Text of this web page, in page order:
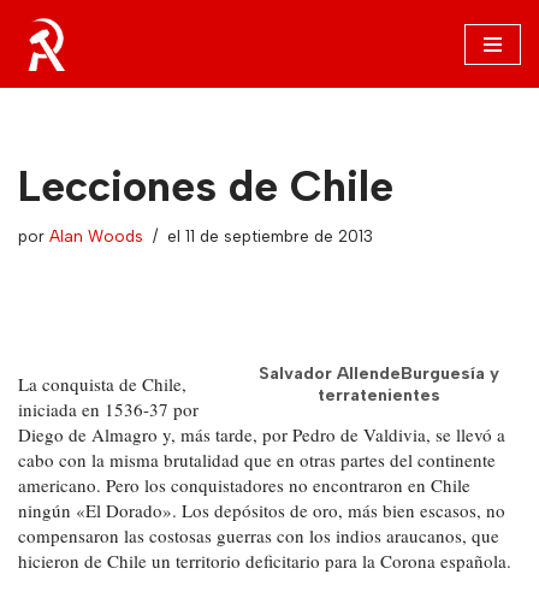
Saltar
al
Lecciones de Chile
por Alan Woods el 11 de septiembre de 2013
Salvador AllendeBurguesía y
terratenientes
La conquista de Chile,
iniciada en 1536-37 por
Diego de Almagro y, más tarde, por Pedro de Valdivia, se llevó a
cabo con la misma brutalidad que en otras partes del continente
americano. Pero los conquistadores no encontraron en Chile
ningún «El Dorado». Los depósitos de oro, más bien escasos, no
compensaron las costosas guerras con los indios araucanos, que
hicieron de Chile un territorio deficitario para la Corona española.